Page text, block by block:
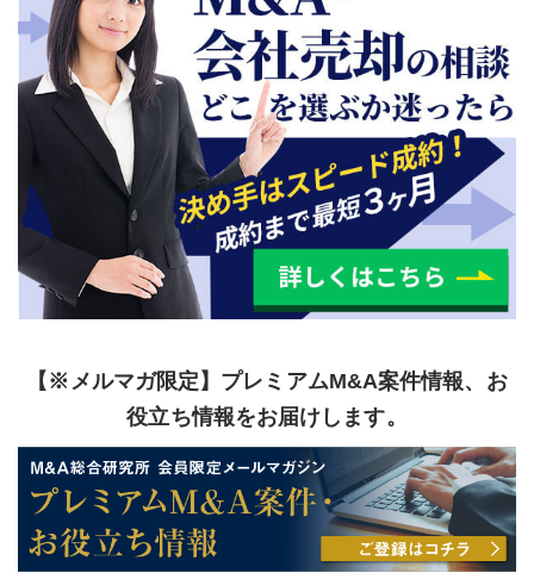
【※メルマガ限定】プレミアムM&A案件情報、お
役立ち情報をお届けします。